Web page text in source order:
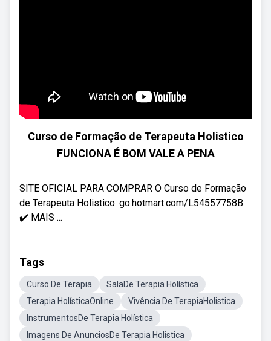
Curso de Formação de Terapeuta Holistico
FUNCIONA É BOM VALE A PENA
SITE OFICIAL PARA COMPRAR O Curso de Formação
de Terapeuta Holistico: go.hotmart.com/L54557758B
✔️ MAIS ...
Tags
Curso De Terapia
SalaDe Terapia Holística
Terapia HolísticaOnline
Vivência De TerapiaHolistica
InstrumentosDe Terapia Holística
Imagens De AnunciosDe Terapia Holistica